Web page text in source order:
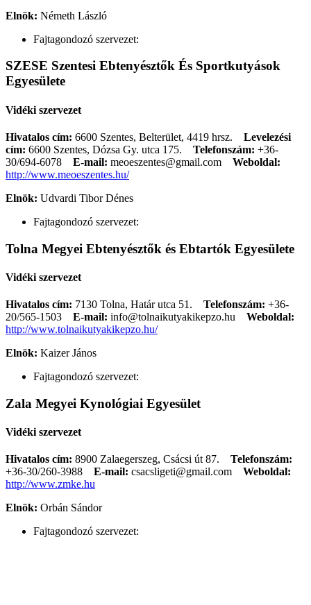
Elnök: Németh László
Fajtagondozó szervezet:
SZESE Szentesi Ebtenyésztők És Sportkutyások
Egyesülete
Vidéki szervezet
Hivatalos cím: 6600 Szentes, Belterület, 4419 hrsz. Levelezési
cím: 6600 Szentes, Dózsa Gy. utca 175. Telefonszám: +36-
30/694-6078
E-mail: meoeszentes@gmail.com
Weboldal:
http://www.meoeszentes.hu/
Elnök: Udvardi Tibor Dénes
Fajtagondozó szervezet:
Tolna Megyei Ebtenyésztők és Ebtartók Egyesülete
Vidéki szervezet
Hivatalos cím: 7130 Tolna, Határ utca 51. Telefonszám: +36-
20/565-1503
E-mail: info@tolnaikutyakikepzo.hu
Weboldal:
http://www.tolnaikutyakikepzo.hu/
Elnök: Kaizer János
Fajtagondozó szervezet:
Zala Megyei Kynológiai Egyesület
Vidéki szervezet
Hivatalos cím: 8900 Zalaegerszeg, Csácsi út 87. Telefonszám:
+36-30/260-3988
E-mail: csacsligeti@gmail.com
Weboldal:
http://www.zmke.hu
Elnök: Orbán Sándor
Fajtagondozó szervezet: